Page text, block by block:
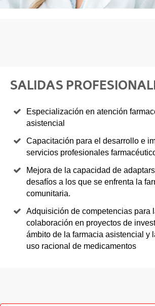
SALIDAS
Especialización en atención
asistencial
Capacitación para el desarrollo e
servicios profesionales
Mejora de la capacidad de
desafíos a los que se enfrenta la
comunitaria.
Adquisición de competencias para
colaboración en proyectos de
ámbito de la farmacia asistencial y
uso racional de medicamentos